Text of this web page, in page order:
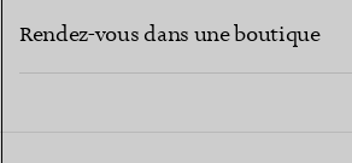
Rendez-vous dans une boutique